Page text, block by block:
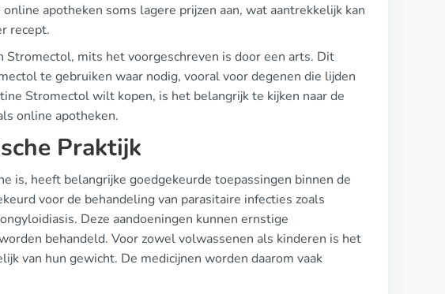
apotheken soms lagere prijzen aan, wat aantrekkelijk kan
recept.
Stromectol, mits het voorgeschreven is door een arts. Dit
te gebruiken waar nodig, vooral voor degenen die lijden
Stromectol wilt kopen, is het belangrijk te kijken naar de
online apotheken.
Praktijk
is, heeft belangrijke goedgekeurde toepassingen binnen de
voor de behandeling van parasitaire infecties zoals
Deze aandoeningen kunnen ernstige
behandeld. Voor zowel volwassenen als kinderen is het
van hun gewicht. De medicijnen worden daarom vaak